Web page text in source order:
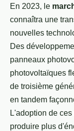
En 2023, le
connaîtra une
nouvelles
Des
panneaux
photovoltaïques
de troisième
en tandem
L'adoption de
produire plus